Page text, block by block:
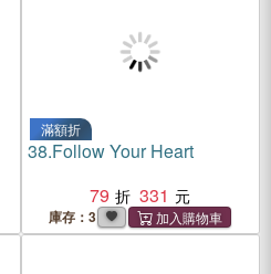
滿額折
38.Follow Your Heart
79
331
庫存：3